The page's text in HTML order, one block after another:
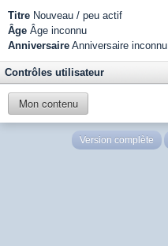
Titre Nouveau / peu actif
Âge Âge inconnu
Anniversaire Anniversaire inconnu
Contrôles utilisateur
Mon contenu
Version complète